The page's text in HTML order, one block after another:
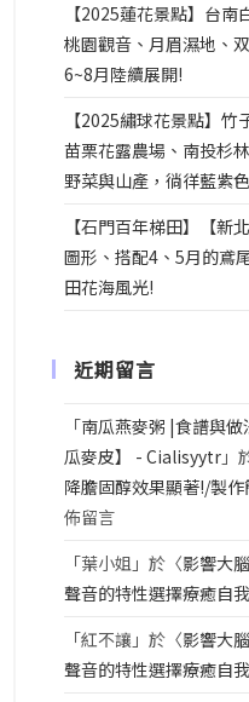
【2025蓮花景點】台
桃園觀音、月眉濕地、
6~8月陸續展開!
【2025繡球花景點】竹
苗栗花露農場、南投杉
野菜與山產，徜徉藍紫
【石門百年梯田】【新
圖形、搭配4、5月的鳶
田花海風光!
近期留言
「南瓜燕麥粥 |食譜與
瓜麥皮】 - Cialisyytr 」
降膽固醇效果顯著!/製
佈留言
「葉小姐 」於〈影響大
聲音的特性選擇療癒自
「紅不讓 」於〈影響大
聲音的特性選擇療癒自